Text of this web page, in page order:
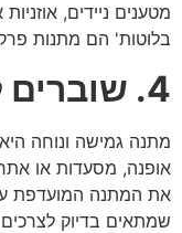
מטענים ניידים,
בלוטות' הם מתנות
4. שוברים לרשתות מובילות
מתנה גמישה ונוחה
אופנה, מסעדות או אתרי
את המתנה המועדפת
שמתאים בדיוק